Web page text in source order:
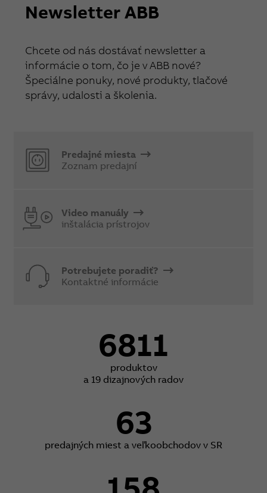
Newsletter ABB
Chcete od nás dostávať newsletter a
informácie o tom, čo je v ABB nové?
Špeciálne ponuky, nové produkty, tlačové
správy, udalosti a školenia.
Predajné miesta
Zoznam predajní
Video manuály
inštalácia prístrojov
Potrebujete poradiť?
Kontaktné informácie
6811
produktov
a 19 dizajnových radov
63
predajných miest a veľkoobchodov v SR